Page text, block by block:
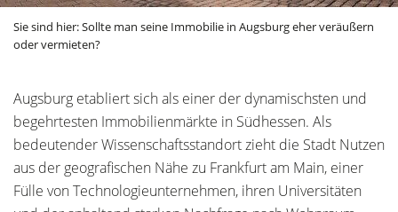
Sie sind hier:Sollte man seine Immobilie in Augsburg eher veräußern
oder vermieten?
Augsburg etabliert sich als einer der dynamischsten und
begehrtesten Immobilienmärkte in Südhessen. Als
bedeutender Wissenschaftsstandort zieht die Stadt Nutzen
aus der geografischen Nähe zu Frankfurt am Main, einer
Fülle von Technologieunternehmen, ihren Universitäten